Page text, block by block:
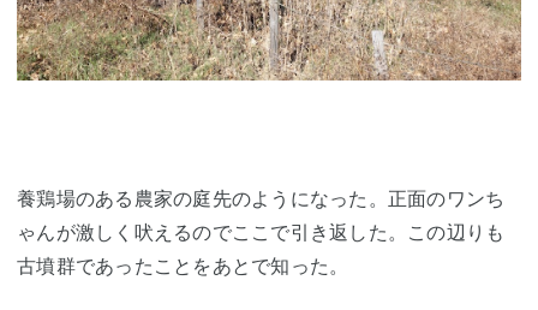
養鶏場のある農家の庭先のようになった。正面のワンち
ゃんが激しく吠えるのでここで引き返した。この辺りも
古墳群であったことをあとで知った。